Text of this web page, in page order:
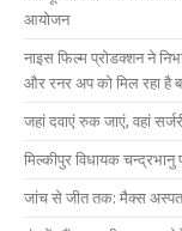
आयोजन
नाइस फिल्म प्रोडक्शन ने
और रनर अप को मिल रहा है
जहां दवाएं रुक जाएं, वहां
मिल्कीपुर विधायक चन्द्रभानु
जांच से जीत तक: मैक्स